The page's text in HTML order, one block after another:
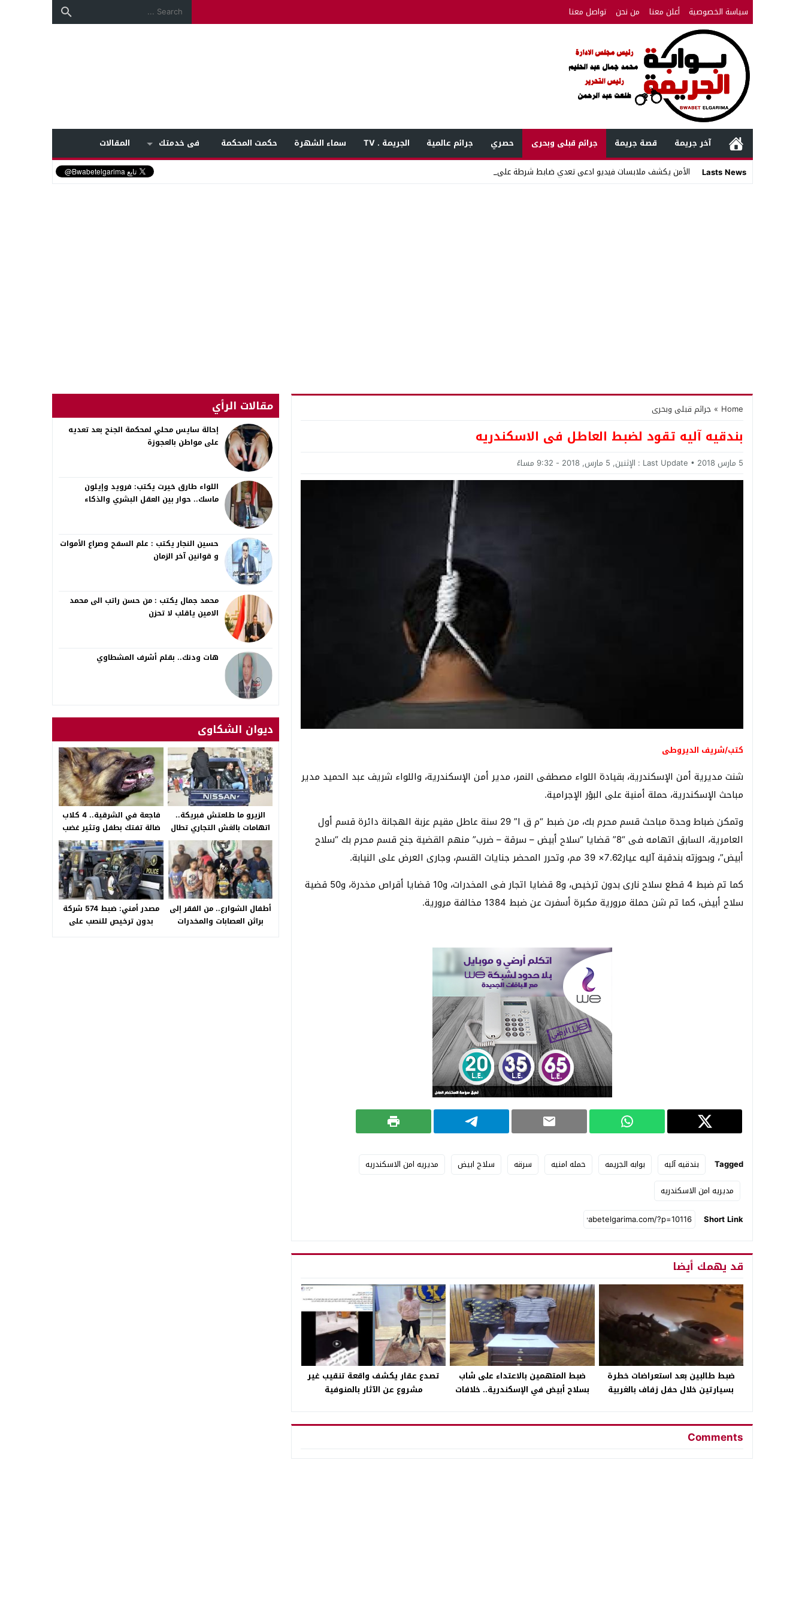
سياسة الخصوصية أعلن معنا من نحن تواصل معنا
آخر جريمة قصة جريمة جرائم قبلى وبحرى حصري جرائم عالمية الجريمة . TV سماء الشهرة حكمت المحكمة فى خدمتك
المقالات
Lasts News
الأمن يكشف ملابسات فيديو ادعى تعدي ضابط شرطة على سائق ميكرو _
Home
» جرائم قبلى وبحرى
بندقيه آليه تقود لضبط العاطل فى الاسكندريه
5 مارس 2018 Last Update : الإثنين, 5 مارس, 2018 - 9:32 مساءً
كتب/شريف الديروطى
شنت مديرية أمن الإسكندرية، بقيادة اللواء مصطفى النمر، مدير أمن الإسكندرية، واللواء شريف عبد الحميد مدير
مباحث الإسكندرية، حملة أمنية على البؤر الإجرامية.
وتمكن ضباط وحدة مباحث قسم محرم بك، من ضبط “م ق ا” 29 سنة عاطل مقيم عزبة الهجانة دائرة قسم أول
العامرية، السابق اتهامه فى “8” قضايا “سلاح أبيض – سرقة – ضرب” منهم القضية جنح قسم محرم بك “سلاح
أبيض”، وبحوزته بندقية آليه عيار7.62× 39 مم، وتحرر المحضر جنايات القسم، وجارى العرض على النيابة.
كما تم ضبط 4 قطع سلاح نارى بدون ترخيص، و8 قضايا اتجار فى المخدرات، و10 قضايا أقراص مخدرة، و50 قضية
سلاح أبيض، كما تم شن حملة مرورية مكبرة أسفرت عن ضبط 1384 مخالفة مرورية.
Tagged بندقيه آليه بوابه الجريمه حمله امنيه سرقه سلاح ابيض
مديريه امن الاسكندريه
مديريه امن الاسكندريه
Short Link
قد يهمك أيضا
ضبط طالبين بعد استعراضات خطرة
بسيارتين خلال حفل زفاف بالغربية
ضبط المتهمين بالاعتداء على شاب
بسلاح أبيض في الإسكندرية.. خلافات
تصدع عقار يكشف واقعة تنقيب غير
مشروع عن الآثار بالمنوفية
Comments
مقالات الرأي
إحالة سايس محلي لمحكمة الجنح بعد تعديه
على مواطن بالعجوزة
اللواء طارق خيرت يكتب: فرويد وإيلون
ماسك.. حوار بين العقل البشري والذكاء
حسين النجار يكتب : علم السفح وصراع الأموات
و قوانين آخر الزمان
محمد جمال يكتب : من حسن راتب الى محمد
الامين ياقلب لا تحزن
هات ودنك.. بقلم أشرف المشطاوي
ديوان الشكاوى
الزيرو ما طلعتش فبريكة..
اتهامات بالغش التجاري تطال
«HA Auto التجمع».. شكوى
شراء سيارة بـ3 ملايين جنيه
تفجّر الأزمة
فاجعة في الشرقية.. 4 كلاب
ضالة تفتك بطفل وتثير غضب
الأهالي بالصالحية الجديدة
أطفال الشوارع.. من الفقر إلى
براثن العصابات والمخدرات
مصدر أمني: ضبط 574 شركة
بدون ترخيص للنصب على